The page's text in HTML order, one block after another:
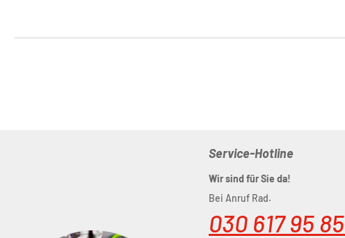
Service-Hotline
Wir sind für Sie da!
Bei Anruf Rad.
030 617 95